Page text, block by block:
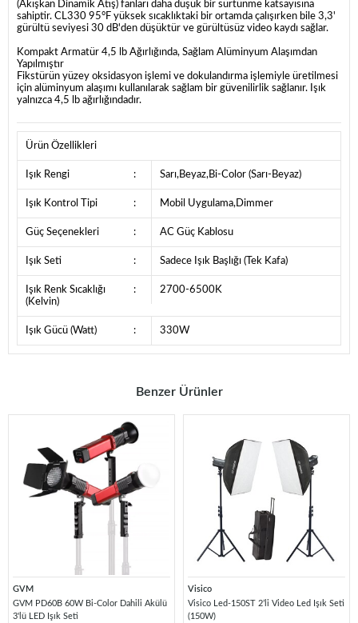
(Akışkan Dinamik Atış) fanları daha düşük bir sürtünme katsayısına
sahiptir. CL330 95°F yüksek sıcaklıktaki bir ortamda çalışırken bile 3,3'
gürültü seviyesi 30 dB'den düşüktür ve gürültüsüz video kaydı sağlar.
Kompakt Armatür 4,5 lb Ağırlığında, Sağlam Alüminyum Alaşımdan
Yapılmıştır
Fikstürün yüzey oksidasyon işlemi ve dokulandırma işlemiyle üretilmesi
için alüminyum alaşımı kullanılarak sağlam bir güvenilirlik sağlanır. Işık
yalnızca 4,5 lb ağırlığındadır.
Ürün Özellikleri
Işık Rengi : Sarı,Beyaz,Bi-Color (Sarı-Beyaz)
Işık Kontrol Tipi : Mobil Uygulama,Dimmer
Güç Seçenekleri : AC Güç Kablosu
Işık Seti : Sadece Işık Başlığı (Tek Kafa)
Işık Renk Sıcaklığı
(Kelvin)
: 2700-6500K
Işık Gücü (Watt) : 330W
Benzer Ürünler
GVM
GVM PD60B 60W Bi-Color Dahili Akülü
3'lü LED Işık Seti
Visico
Visico Led-150ST 2’li Video Led Işık Seti
(150W)